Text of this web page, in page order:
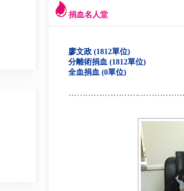
捐血名人堂
廖文政 (1812單位)
分離術捐血 (1812單位)
全血捐血 (0單位)